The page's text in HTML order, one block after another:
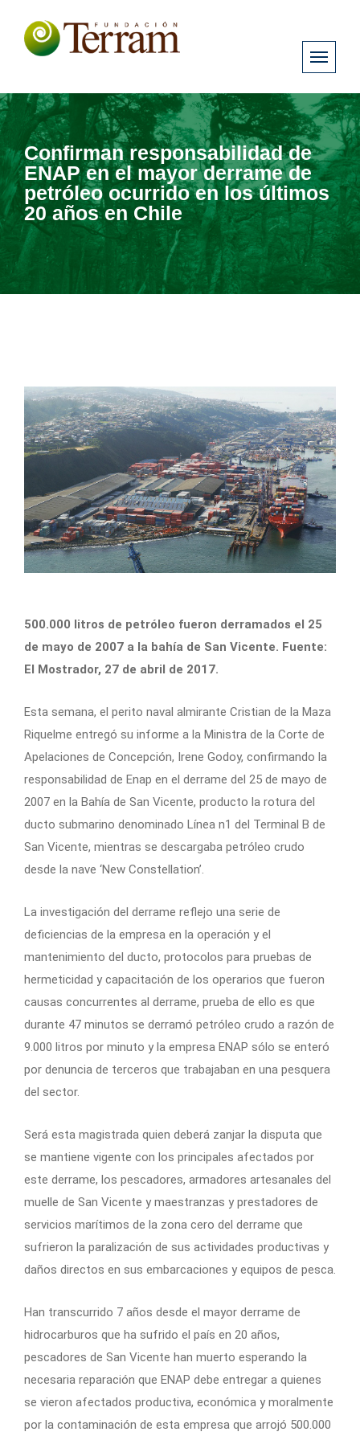
Confirman responsabilidad de
ENAP en el mayor derrame de
petróleo ocurrido en los últimos
20 años en Chile
500.000 litros de petróleo fueron derramados el 25
de mayo de 2007 a la bahía de San Vicente. Fuente:
El Mostrador, 27 de abril de 2017.
Esta semana, el perito naval almirante Cristian de la Maza
Riquelme entregó su informe a la Ministra de la Corte de
Apelaciones de Concepción, Irene Godoy, confirmando la
responsabilidad de Enap en el derrame del 25 de mayo de
2007 en la Bahía de San Vicente, producto la rotura del
ducto submarino denominado Línea n1 del Terminal B de
San Vicente, mientras se descargaba petróleo crudo
desde la nave ‘New Constellation’.
La investigación del derrame reflejo una serie de
deficiencias de la empresa en la operación y el
mantenimiento del ducto, protocolos para pruebas de
hermeticidad y capacitación de los operarios que fueron
causas concurrentes al derrame, prueba de ello es que
durante 47 minutos se derramó petróleo crudo a razón de
9.000 litros por minuto y la empresa ENAP sólo se enteró
por denuncia de terceros que trabajaban en una pesquera
del sector.
Será esta magistrada quien deberá zanjar la disputa que
se mantiene vigente con los principales afectados por
este derrame, los pescadores, armadores artesanales del
muelle de San Vicente y maestranzas y prestadores de
servicios marítimos de la zona cero del derrame que
sufrieron la paralización de sus actividades productivas y
daños directos en sus embarcaciones y equipos de pesca.
Han transcurrido 7 años desde el mayor derrame de
hidrocarburos que ha sufrido el país en 20 años,
pescadores de San Vicente han muerto esperando la
necesaria reparación que ENAP debe entregar a quienes
se vieron afectados productiva, económica y moralmente
por la contaminación de esta empresa que arrojó 500.000